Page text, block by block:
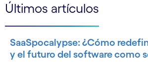
Últimos artículos
SaaSpocalypse: ¿Cómo
y el futuro del software como